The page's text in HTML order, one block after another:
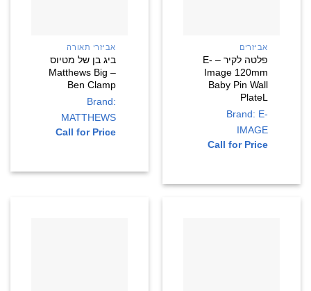
אביזרים
פלטה לקיר – E-
Image 120mm
Baby Pin Wall
PlateL
Brand: E-
IMAGE
Call for Price
אביזרי תאורה
ביג בן של מטיוס
– Matthews Big
Ben Clamp
Brand:
MATTHEWS
Call for Price